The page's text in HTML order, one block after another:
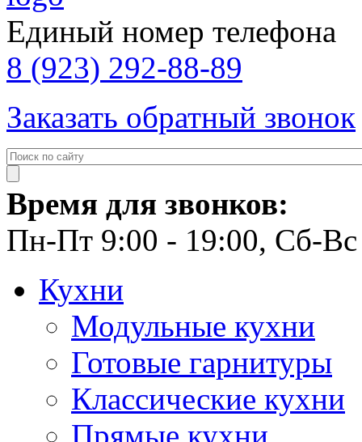
Единый номер телефона
8 (923) 292-88-89
Заказать обратный звонок
Время для звонков:
Пн-Пт 9:00 - 19:00, Сб-Вс
Кухни
Модульные кухни
Готовые гарнитуры
Классические кухни